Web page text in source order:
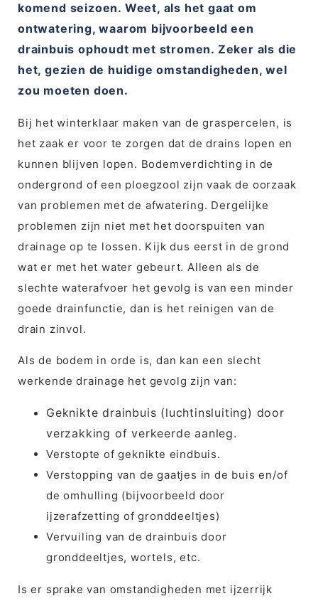
komend seizoen. Weet, als het gaat om
ontwatering, waarom bijvoorbeeld een
drainbuis ophoudt met stromen. Zeker als die
het, gezien de huidige omstandigheden, wel
zou moeten doen.
Bij het winterklaar maken van de graspercelen, is
het zaak er voor te zorgen dat de drains lopen en
kunnen blijven lopen. Bodemverdichting in de
ondergrond of een ploegzool zijn vaak de oorzaak
van problemen met de afwatering. Dergelijke
problemen zijn niet met het doorspuiten van
drainage op te lossen. Kijk dus eerst in de grond
wat er met het water gebeurt. Alleen als de
slechte waterafvoer het gevolg is van een minder
goede drainfunctie, dan is het reinigen van de
drain zinvol.
Als de bodem in orde is, dan kan een slecht
werkende drainage het gevolg zijn van:
Geknikte drainbuis (luchtinsluiting) door
verzakking of verkeerde aanleg.
Verstopte of geknikte eindbuis.
Verstopping van de gaatjes in de buis en/of
de omhulling (bijvoorbeeld door
ijzerafzetting of gronddeeltjes)
Vervuiling van de drainbuis door
gronddeeltjes, wortels, etc.
Is er sprake van omstandigheden met ijzerrijk